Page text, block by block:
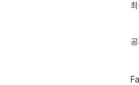
인
페